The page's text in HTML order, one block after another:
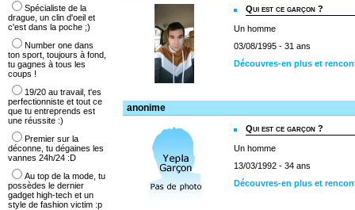
Qui est ce garçon ?
Un homme
03/08/1995 - 31 ans
Découvres-en plus et
anonime
Qui est ce garçon ?
Un homme
13/03/1992 - 34 ans
Découvres-en plus et
Spécialiste de la
drague, un clin d'oeil et
c'est dans la poche ;)
Number one dans
ton sport, toujours à fond,
tu gagnes à tous les
coups !
19/20 au travail, t'es
perfectionniste et tout ce
que tu entreprends est
une réussite :)
Premier sur la
déconne, tu dégaines les
vannes 24h/24 :D
Au top de la mode, tu
possèdes le dernier
gadget high-tech et un
style de fashion victim :p